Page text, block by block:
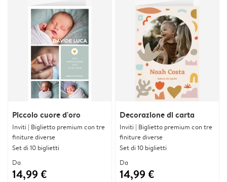
Piccolo cuore d'oro
Inviti | Biglietto premium con tre
finiture diverse
Set di 10 biglietti
Da
14,99 €
Decorazione di carta
Inviti | Biglietto premium con tre
finiture diverse
Set di 10 biglietti
Da
14,99 €